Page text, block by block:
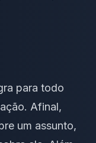
para todo
Afinal,
um assunto,